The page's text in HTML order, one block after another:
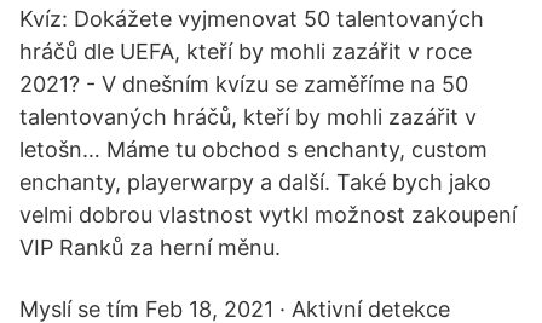
Kvíz: Dokážete vyjmenovat 50 talentovaných
hráčů dle UEFA, kteří by mohli zazářit v roce
2021? - V dnešním kvízu se zaměříme na 50
talentovaných hráčů, kteří by mohli zazářit v
letošn… Máme tu obchod s enchanty, custom
enchanty, playerwarpy a další. Také bych jako
velmi dobrou vlastnost vytkl možnost zakoupení
VIP Ranků za herní měnu.
Myslí se tím Feb 18, 2021 · Aktivní detekce